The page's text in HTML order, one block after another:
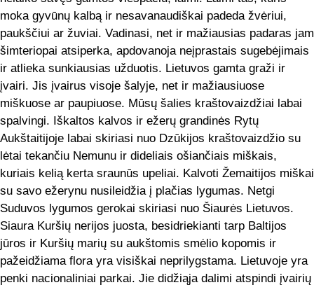
moka gyvūnų kalbą ir nesavanaudiškai padeda žvėriui,
paukščiui ar žuviai. Vadinasi, net ir mažiausias padaras jam
šimteriopai atsiperka, apdovanoja neįprastais sugebėjimais
ir atlieka sunkiausias užduotis. Lietuvos gamta graži ir
įvairi. Jis įvairus visoje šalyje, net ir mažiausiuose
miškuose ar paupiuose. Mūsų šalies kraštovaizdžiai labai
spalvingi. Iškaltos kalvos ir ežerų grandinės Rytų
Aukštaitijoje labai skiriasi nuo Dzūkijos kraštovaizdžio su
lėtai tekančiu Nemunu ir dideliais ošiančiais miškais,
kuriais kelią kerta sraunūs upeliai. Kalvoti Žemaitijos miškai
su savo ežerynu nusileidžia į plačias lygumas. Netgi
Suduvos lygumos gerokai skiriasi nuo Šiaurės Lietuvos.
Siaura Kuršių nerijos juosta, besidriekianti tarp Baltijos
jūros ir Kuršių marių su aukštomis smėlio kopomis ir
pažeidžiama flora yra visiškai neprilygstama. Lietuvoje yra
penki nacionaliniai parkai. Jie didžiąja dalimi atspindi įvairių